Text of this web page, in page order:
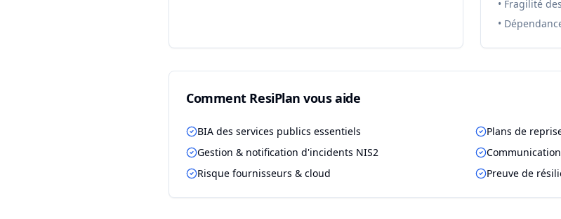
• Fragilité
•
Comment ResiPlan vous aide
BIA des services publics essentiels
Plans de
Gestion & notification d'incidents NIS2
Risque fournisseurs & cloud
Preuve de